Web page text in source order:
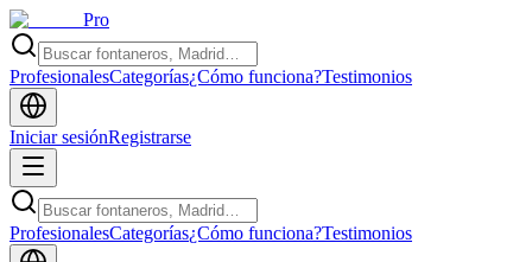
Pro
ProfesionalesCategorías¿Cómo funciona?Testimonios
Iniciar sesiónRegistrarse
ProfesionalesCategorías¿Cómo funciona?Testimonios